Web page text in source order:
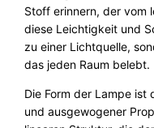
N
e
l
l
A
x
Stoff erinnern, der vom
diese Leichtigkeit und
zu einer Lichtquelle,
das jeden Raum belebt.
Die Form der Lampe ist
und ausgewogener